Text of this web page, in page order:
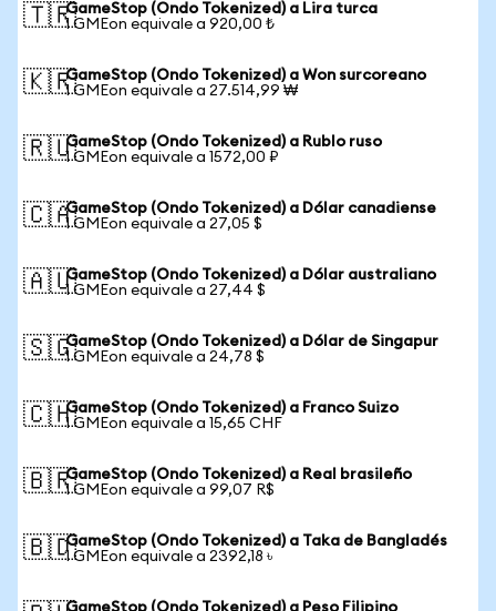
🇹🇷GameStop (Ondo Tokenized) a Lira turca
1 GMEon equivale a 920,00 ₺
🇰🇷GameStop (Ondo Tokenized) a Won surcoreano
1 GMEon equivale a 27.514,99 ₩
🇷🇺GameStop (Ondo Tokenized) a Rublo ruso
1 GMEon equivale a 1572,00 ₽
🇨🇦GameStop (Ondo Tokenized) a Dólar canadiense
1 GMEon equivale a 27,05 $
🇦🇺GameStop (Ondo Tokenized) a Dólar australiano
1 GMEon equivale a 27,44 $
🇸🇬GameStop (Ondo Tokenized) a Dólar de Singapur
1 GMEon equivale a 24,78 $
🇨🇭GameStop (Ondo Tokenized) a Franco Suizo
1 GMEon equivale a 15,65 CHF
🇧🇷GameStop (Ondo Tokenized) a Real brasileño
1 GMEon equivale a 99,07 R$
🇧🇩GameStop (Ondo Tokenized) a Taka de Bangladés
1 GMEon equivale a 2392,18 ৳
GameStop (Ondo Tokenized) a Peso Filipino